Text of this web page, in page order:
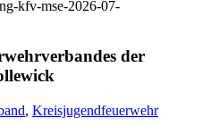
der
, Kreisjugendfeuerwehr